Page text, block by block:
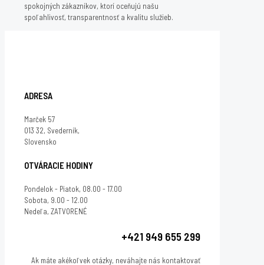
spokojných zákazníkov, ktorí oceňujú našu
spoľahlivosť, transparentnosť a kvalitu služieb.
ADRESA
Marček 57
013 32, Svederník,
Slovensko
OTVÁRACIE HODINY
Pondelok - Piatok, 08.00 - 17.00
Sobota, 9.00 - 12.00
Nedeľa, ZATVORENÉ
+421 949 655 299
Ak máte akékoľvek otázky, neváhajte nás kontaktovať